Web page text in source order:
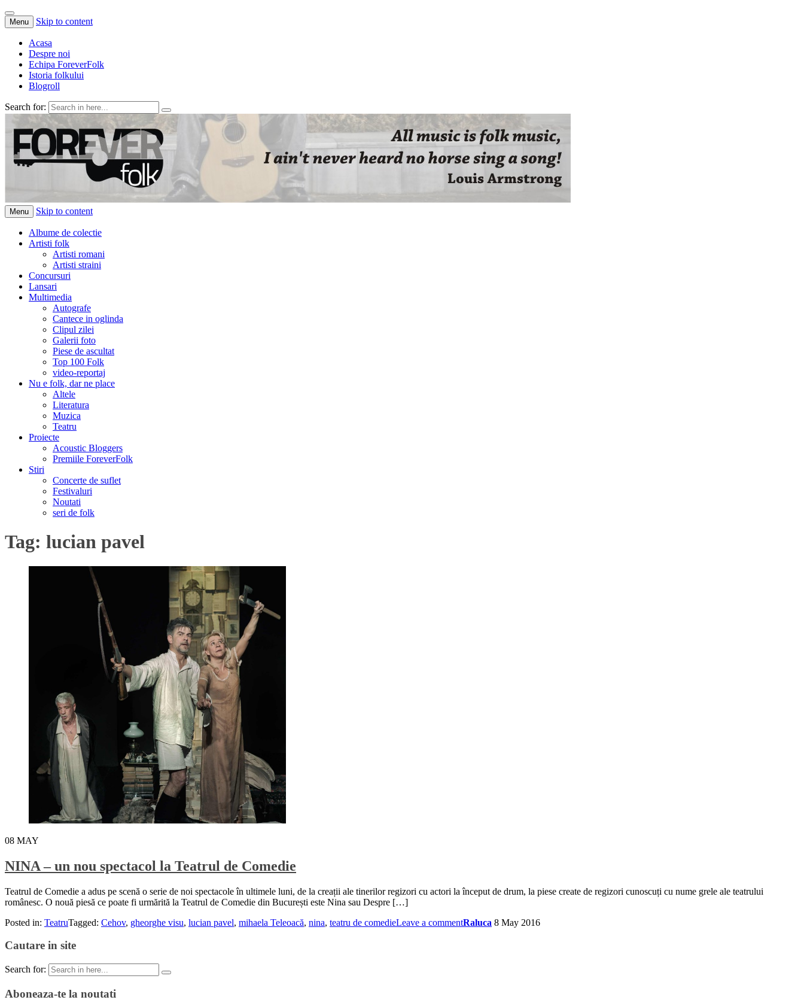
Menu Skip to content
Acasa
Despre noi
Echipa ForeverFolk
Istoria folkului
Blogroll
Search for:
ForeverFolk
Muzica sufletului tau
Menu Skip to content
Albume de colectie
Artisti folk
Artisti romani
Artisti straini
Concursuri
Lansari
Multimedia
Autografe
Cantece in oglinda
Clipul zilei
Galerii foto
Piese de ascultat
Top 100 Folk
video-reportaj
Nu e folk, dar ne place
Altele
Literatura
Muzica
Teatru
Proiecte
Acoustic Bloggers
Premiile ForeverFolk
Stiri
Concerte de suflet
Festivaluri
Noutati
seri de folk
Tag: lucian pavel
08 MAY
NINA – un nou spectacol la Teatrul de Comedie
Teatrul de Comedie a adus pe scenă o serie de noi spectacole în ultimele luni, de la creații ale tinerilor regizori cu actori la început de drum, la piese create de regizori cunoscuți cu nume grele ale teatrului
românesc. O nouă piesă ce poate fi urmărită la Teatrul de Comedie din București este Nina sau Despre […]
Posted in: TeatruTagged: Cehov, gheorghe visu, lucian pavel, mihaela Teleoacă, nina, teatru de comedieLeave a commentRaluca 8 May 2016
Cautare in site
Search for:
Aboneaza-te la noutati